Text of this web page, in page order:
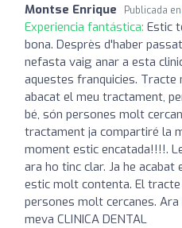
Montse Enrique Publicada en
Experiencia fantástica: Estic
bona. Desprès d'haber
nefasta vaig anar a esta
aquestes franquicies. Tracte
abacat el meu tractament,
bé, són persones molt
tractament ja compartiré la
moment estic encatada!!!!.
ara ho tinc clar. Ja he
estic molt contenta. El
persones molt cercanes.
meva CLINICA DENTAL